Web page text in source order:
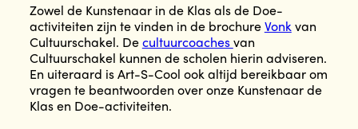
Zowel de Kunstenaar in de Klas als de Doe-
activiteiten zijn te vinden in de brochureVonkvan
Cultuurschakel. Decultuurcoachesvan
Cultuurschakel kunnen de scholen hierin adviseren.
En uiteraard is Art-S-Cool ook altijd bereikbaar om
vragen te beantwoorden over onze Kunstenaar de
Klas en Doe-activiteiten.